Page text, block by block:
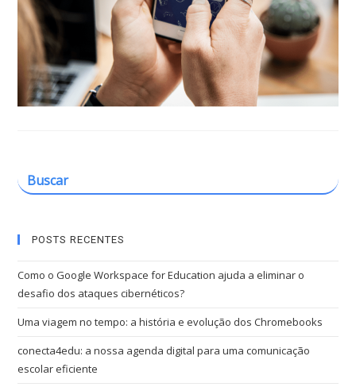
POSTS RECENTES
Como o Google Workspace for Education ajuda a eliminar o
desafio dos ataques cibernéticos?
Uma viagem no tempo: a história e evolução dos Chromebooks
conecta4edu: a nossa agenda digital para uma comunicação
escolar eficiente